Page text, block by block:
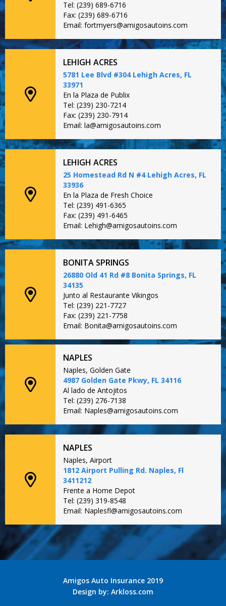
Tel: (239) 689-6716
Fax: (239) 689-6716
Email: fortmyers@amigosautoins.com
LEHIGH ACRES
5781 Lee Blvd #304 Lehigh Acres, FL
33971
En la Plaza de Publix
Tel: (239) 230-7214
Fax: (239) 230-7914
Email: la@amigosautoins.com
LEHIGH ACRES
25 Homestead Rd N #4 Lehigh Acres, FL
33936
En la Plaza de Fresh Choice
Tel: (239) 491-6365
Fax: (239) 491-6465
Email: Lehigh@amigosautoins.com
BONITA SPRINGS
26880 Old 41 Rd #8 Bonita Springs, FL
34135
Junto al Restaurante Vikingos
Tel: (239) 221-7727
Fax: (239) 221-7758
Email: Bonita@amigosautoins.com
NAPLES
Naples, Golden Gate
4987 Golden Gate Pkwy, FL 34116
Al lado de Antojitos
Tel: (239) 276-7138
Email: Naples@amigosautoins.com
NAPLES
Naples, Airport
1812 Airport Pulling Rd. Naples, Fl
3411212
Frente a Home Depot
Tel: (239) 319-8548
Email: Naplesfl@amigosautoins.com
Amigos Auto Insurance 2019
Design by: Arkloss.com